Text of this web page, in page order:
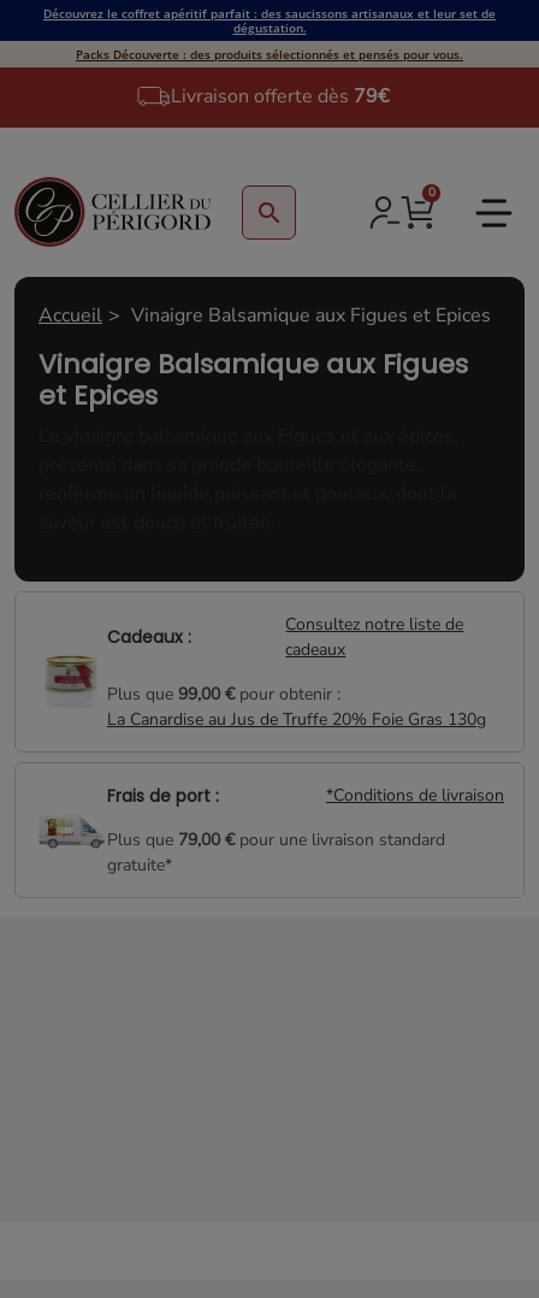
Découvrez le coffret apéritif parfait : des saucissons artisanaux et leur set de
dégustation.
Packs Découverte : des produits sélectionnés et pensés pour vous.
Livraison offerte dès 79€
search
0
Accueil Vinaigre Balsamique aux Figues et Epices
Vinaigre Balsamique aux Figues
et Epices
Cadeaux :
Consultez notre liste de
cadeaux
Plus que 99,00 €pour obtenir :
La Canardise au Jus de Truffe 20% Foie Gras 130g
Frais de port :
*Conditions de livraison
Plus que 79,00 €pour une livraison standard
gratuite*